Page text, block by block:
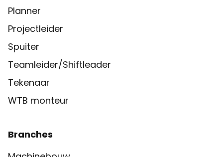
Planner
Projectleider
Spuiter
Teamleider/Shiftleader
Tekenaar
WTB monteur
Branches